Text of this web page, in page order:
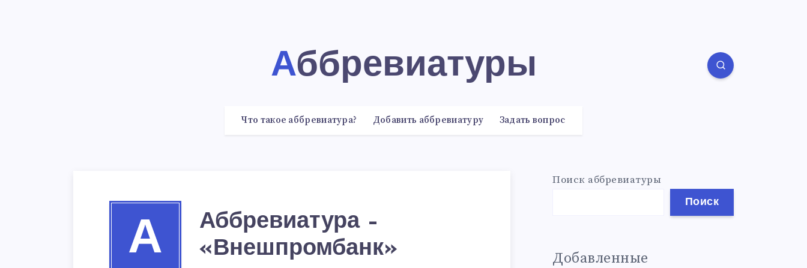
Аббревиатуры
Что такое аббревиатура? Добавить аббревиатуру Задать вопрос
А
Аббревиатура –
«Внешпромбанк»
Поиск аббревиатуры
Поиск
Добавленные